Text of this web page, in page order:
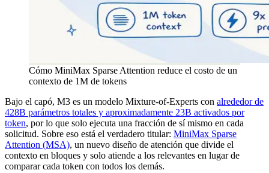
Cómo MiniMax Sparse Attention reduce el costo de un
contexto de 1M de tokens
Bajo el capó, M3 es un modelo Mixture-of-Experts con alrededor de
428B parámetros totales y aproximadamente 23B activados por
token, por lo que solo ejecuta una fracción de sí mismo en cada
solicitud. Sobre eso está el verdadero titular: MiniMax Sparse
Attention (MSA), un nuevo diseño de atención que divide el
contexto en bloques y solo atiende a los relevantes en lugar de
comparar cada token con todos los demás.